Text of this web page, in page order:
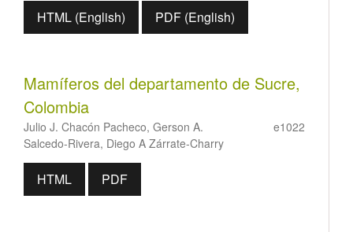
HTML (English) PDF (English)
Mamíferos del departamento de Sucre,
Colombia
Julio J. Chacón Pacheco, Gerson A.
Salcedo-Rivera, Diego A Zárrate-Charry
e1022
HTML PDF